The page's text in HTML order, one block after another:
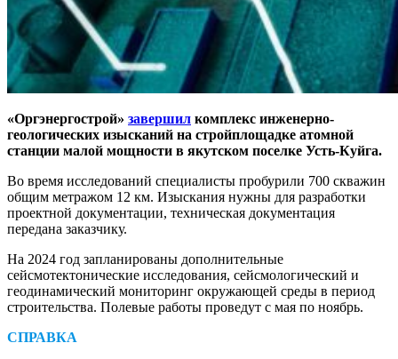
«Оргэнергострой» завершил комплекс инженерно-
геологических изысканий на стройплощадке атомной
станции малой мощности в якутском поселке Усть-Куйга.
Во время исследований специалисты пробурили 700 скважин
общим метражом 12 км. Изыскания нужны для разработки
проектной документации, техническая документация
передана заказчику.
На 2024 год запланированы дополнительные
сейсмотектонические исследования, сейсмологический и
геодинамический мониторинг окружающей среды в период
строительства. Полевые работы проведут с мая по ноябрь.
СПРАВКА